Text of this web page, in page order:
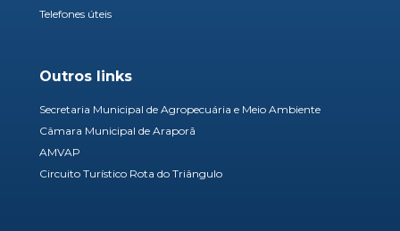
Telefones úteis
Outros links
Secretaria Municipal de Agropecuária e Meio Ambiente
Câmara Municipal de Araporã
AMVAP
Circuito Turístico Rota do Triângulo